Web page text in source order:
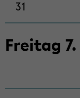
31
Frei­tag 7.